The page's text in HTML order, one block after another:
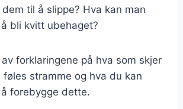
til å slippe? Hva kan man
bli kvitt ubehaget?
forklaringene på hva som skjer
føles stramme og hva du kan
forebygge dette.